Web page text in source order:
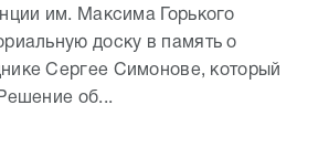
им. Максима Горького
доску в память о
Сергее Симонове, который
об...